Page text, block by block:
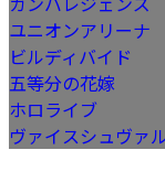
ユニオンアリーナ
ビルディバイド
五等分の花嫁
ホロライブ
ヴァイスシュヴァ